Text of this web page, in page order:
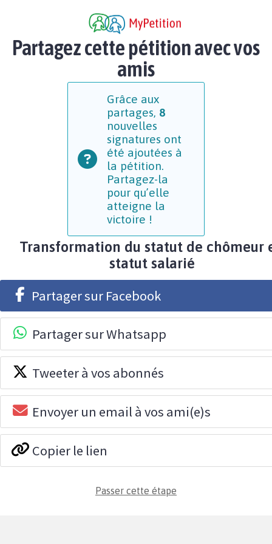
Partagez cette pétition avec vos
amis
Grâce aux
partages, 8
nouvelles
signatures ont
été ajoutées à
la pétition.
Partagez-la
pour qu’elle
atteigne la
victoire !
Transformation du statut de chômeur
statut salarié
Partager sur Facebook
Partager sur Whatsapp
Tweeter à vos abonnés
Envoyer un email à vos ami(e)s
Copier le lien
Passer cette étape